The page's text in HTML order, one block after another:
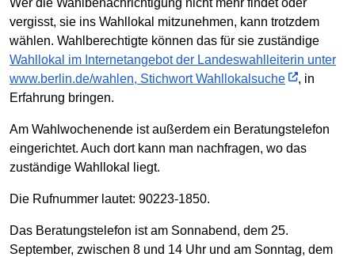
vergisst, sie ins Wahllokal mitzunehmen, kann trotzdem
wählen. Wahlberechtigte können das für sie zuständige
Wahllokal im Internetangebot der Landeswahlleiterin unter
www.berlin.de/wahlen, Stichwort Wahllokalsuche
, in
Erfahrung bringen.
Am Wahlwochenende ist außerdem ein Beratungstelefon
eingerichtet. Auch dort kann man nachfragen, wo das
zuständige Wahllokal liegt.
Die Rufnummer lautet: 90223-1850.
Das Beratungstelefon ist am Sonnabend, dem 25.
September, zwischen 8 und 14 Uhr und am Sonntag, dem